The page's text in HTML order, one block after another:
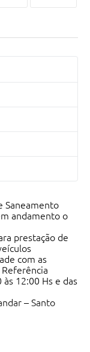
Saneamento
andamento o
prestação de
com as
12:00 Hs e das
– Santo
às 08:00Hs
Lei de